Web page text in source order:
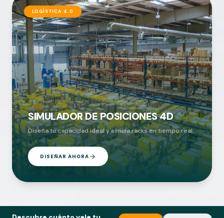
LOGÍSTICA 4.0
SIMULADOR DE POSICIONES 4D
Diseña tu capacidad ideal y simula racks en tiempo real.
DISEÑAR AHORA